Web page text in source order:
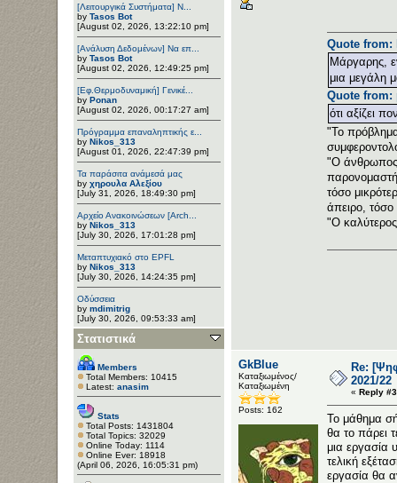
[Λειτουργικά Συστήματα] Ν...
by Tasos Bot
[August 02, 2026, 13:22:10 pm]
[Ανάλυση Δεδομένων] Να επ...
by Tasos Bot
[August 02, 2026, 12:49:25 pm]
[Εφ.Θερμοδυναμική] Γενικέ...
by Ponan
[August 02, 2026, 00:17:27 am]
Πρόγραμμα επαναληπτικής ε...
by Nikos_313
[August 01, 2026, 22:47:39 pm]
Τα παράσιτα ανάμεσά μας
by χηρουλα Αλεξίου
[July 31, 2026, 18:49:30 pm]
Αρχείο Ανακοινώσεων [Arch...
by Nikos_313
[July 30, 2026, 17:01:28 pm]
Μεταπτυχιακό στο EPFL
by Nikos_313
[July 30, 2026, 14:24:35 pm]
Οδύσσεια
by mdimitrig
[July 30, 2026, 09:53:33 am]
Στατιστικά
Members
Total Members: 10415
Latest: anasim
Stats
Total Posts: 1431804
Total Topics: 32029
Online Today: 1114
Online Ever: 18918
(April 06, 2026, 16:05:31 pm)
Quote from:
Μάργαρης,
μια μεγάλη
Quote from:
ότι αξίζει
"Το πρόβλημα
"Ο άνθρωπος
τόσο
άπειρο, τόσο
"Ο καλύτερος
GkBlue
Καταξιωμένος/
Καταξιωμένη
Posts: 162
Re:
2021/22
« Reply
Το μάθημα
θα το πάρει
μια εργασία
τελική
εργασία θα